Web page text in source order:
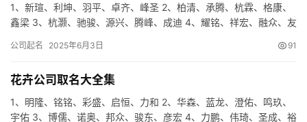
1、新瑄、利坤、羽平、卓齐、峰圣 2、柏清、承腾、杭霖、格康、
鑫梁 3、杭灏、驰骏、源兴、腾峰、成迪 4、耀铭、祥宏、融众、友
公司起名 2025年6月3日 91
花卉公司取名大全集
1、明隆、铭铭、彩盛、启恒、力和 2、华森、蓝龙、澄佑、鸣玖、
宇佑 3、博儒、诺奥、邦众、骏东、彦宏 4、力鹏、伟琦、圣成、裕